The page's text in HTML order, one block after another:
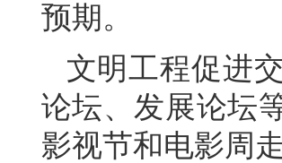
预期。
文明工程促进
论坛、发展论坛
影视节和电影周